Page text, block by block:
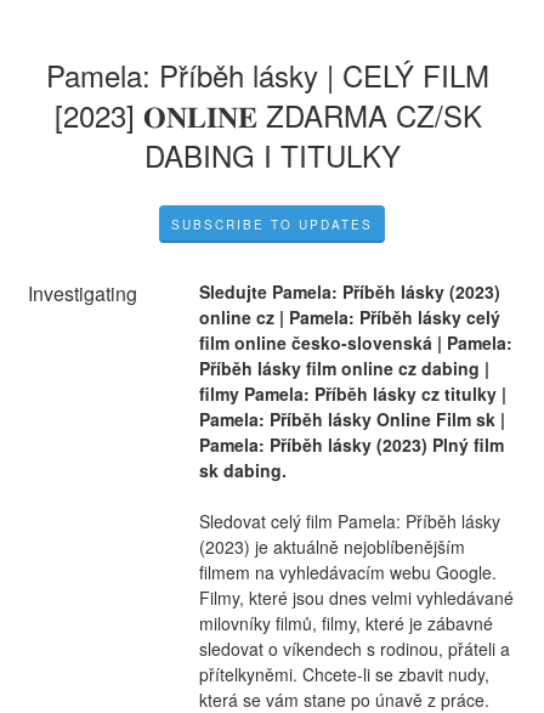
Pamela: Příběh lásky | CELÝ FILM
[2023] 𝐎𝐍𝐋𝐈𝐍𝐄 ZDARMA CZ/SK
DABING I TITULKY
SUBSCRIBE TO UPDATES
Investigating
Sledujte Pamela: Příběh lásky (2023)
online cz | Pamela: Příběh lásky celý
film online česko-slovenská | Pamela:
Příběh lásky film online cz dabing |
filmy Pamela: Příběh lásky cz titulky |
Pamela: Příběh lásky Online Film sk |
Pamela: Příběh lásky (2023) Plný film
sk dabing.
Sledovat celý film Pamela: Příběh lásky
(2023) je aktuálně nejoblíbenějším
filmem na vyhledávacím webu Google.
Filmy, které jsou dnes velmi vyhledávané
milovníky filmů, filmy, které je zábavné
sledovat o víkendech s rodinou, přáteli a
přítelkyněmi. Chcete-li se zbavit nudy,
která se vám stane po únavě z práce.